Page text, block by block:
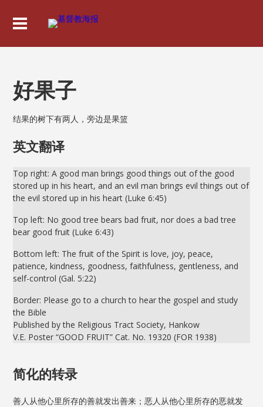
好果子
结果的树下有两人，旁边是果篮
英文翻译
Top right: A good man brings good things out of the good
stored up in his heart, and an evil man brings evil things out of
the evil stored up in his heart (Luke 6:45)
Top left: No good tree bears bad fruit, nor does a bad tree
bear good fruit (Luke 6:43)
Bottom left: The fruit of the Spirit is love, joy, peace,
patience, kindness, goodness, faithfulness, gentleness, and
self-control (Gal. 5:22)
Border: Please go to a church to hear the gospel and study
the Bible
Published by the Religious Tract Society, Hankow
V.E. Poster “GOOD FRUIT” Cat. No. 19320 (FOR 1938)
简化的转录
善人从他心里所存的善就发出善来；恶人从他心里所存的恶就发